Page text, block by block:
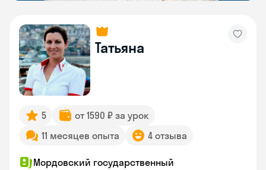
Татьяна
5
от 1590 ₽ за урок
11 месяцев опыта
4 отзыва
Мордовский государственный